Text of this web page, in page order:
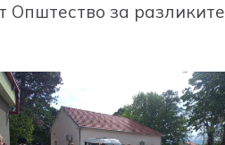
Општество за разликите